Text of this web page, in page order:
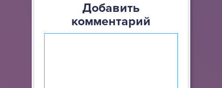
Добавить
комментарий